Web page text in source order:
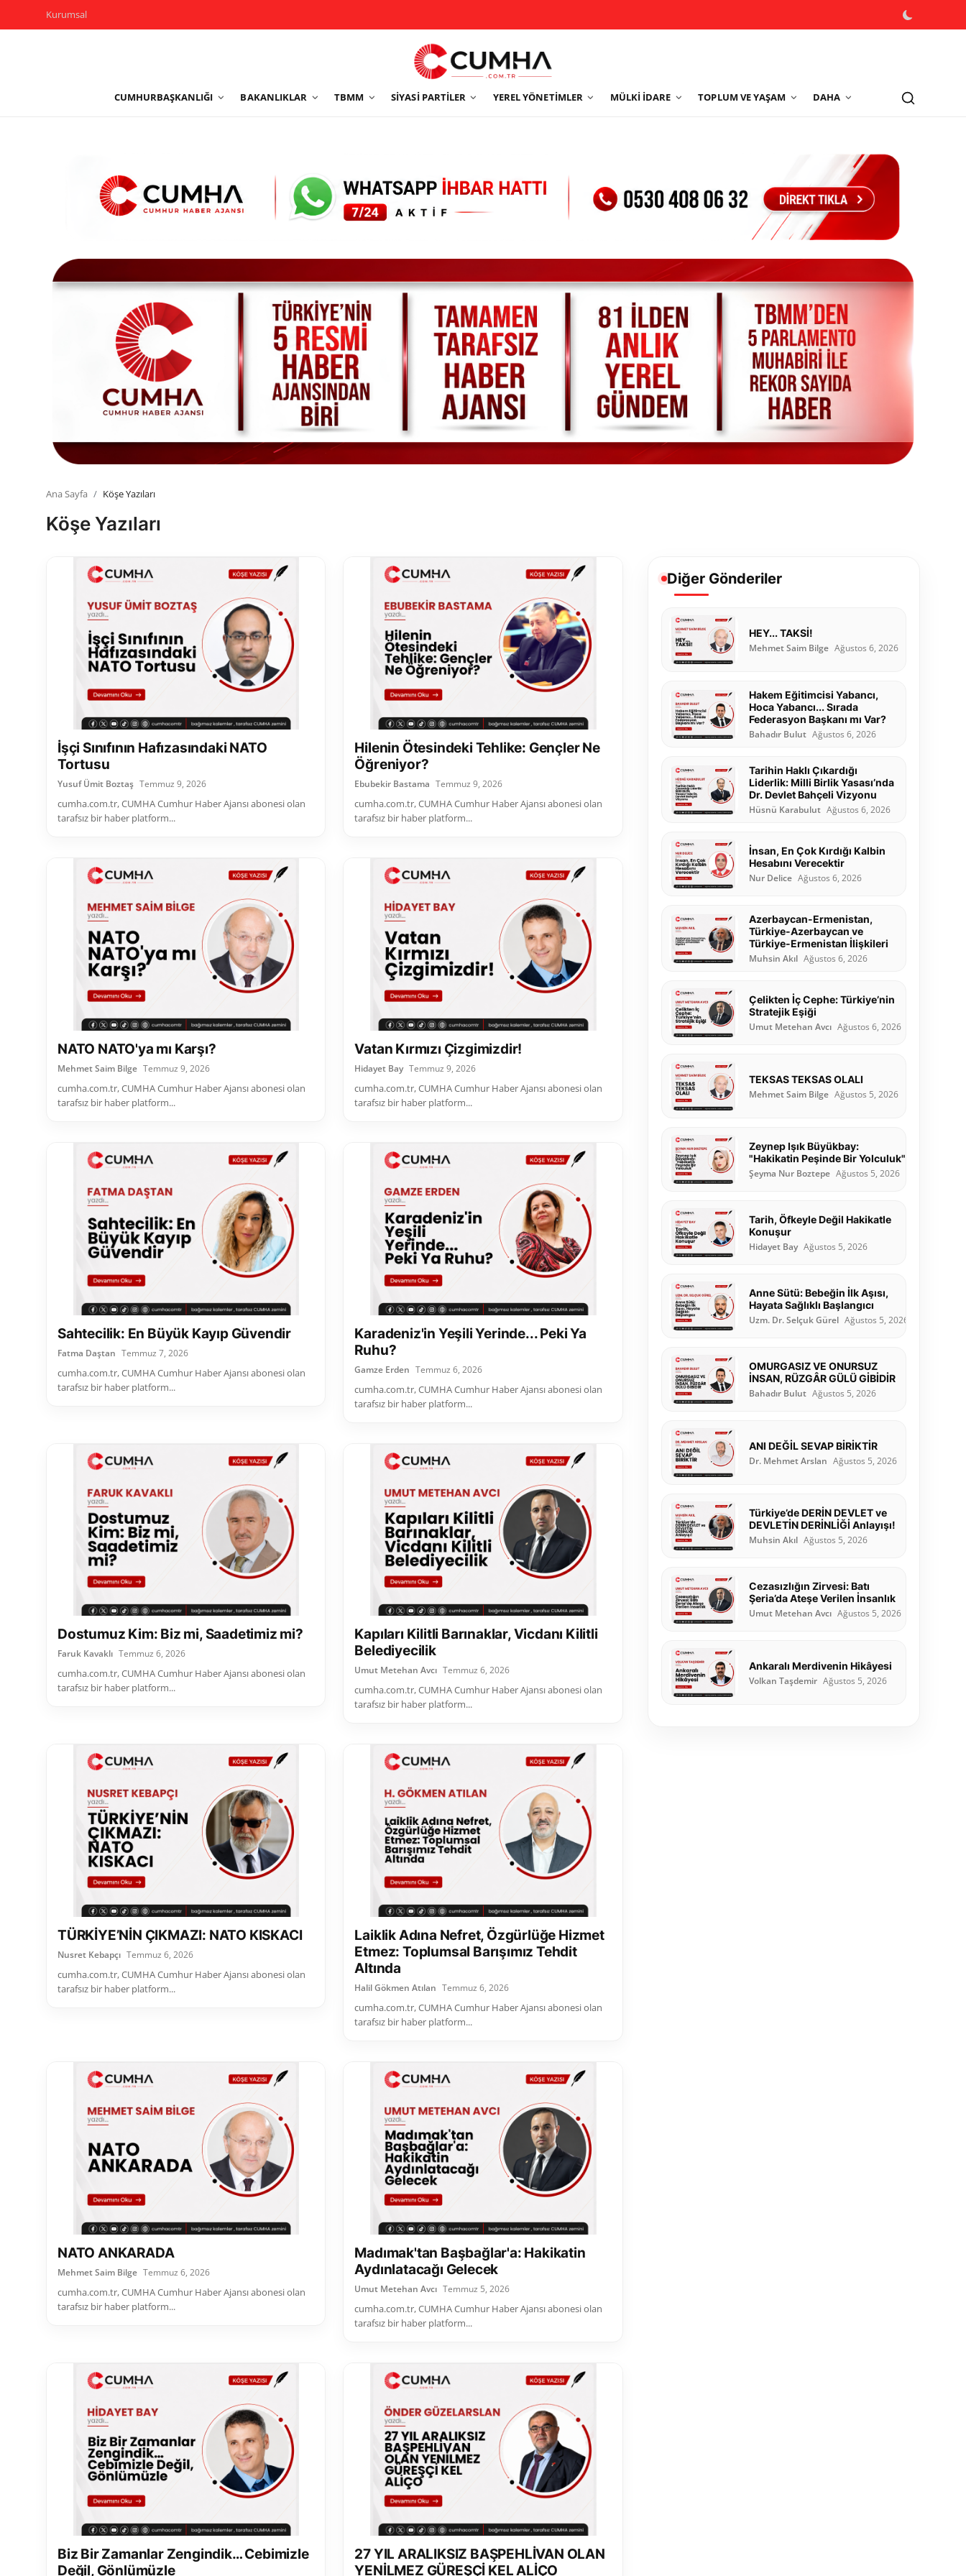
Kurumsal
CUMHURBAŞKANLIĞI BAKANLIKLAR TBMM SIYASI PARTILER YEREL YÖNETIMLER MÜLKI İDARE TOPLUM VE YAŞAM DAHA
Yerel Yönetimler
Sivil Toplum Kuruluşları
Kamu Kurumları ve Üst Kurullar
Resmi Reklamlar
Ana Sayfa Köşe Yazıları
Köşe Yazıları
İşçi Sınıfının Hafızasındaki NATO
Tortusu
Yusuf Ümit Boztaş Temmuz 9, 2026
cumha.com.tr, CUMHA Cumhur Haber Ajansı abonesi olan
tarafsız bir haber platform...
Hilenin Ötesindeki Tehlike: Gençler Ne
Öğreniyor?
Ebubekir Bastama Temmuz 9, 2026
cumha.com.tr, CUMHA Cumhur Haber Ajansı abonesi olan
tarafsız bir haber platform...
NATO NATO'ya mı Karşı?
Mehmet Saim Bilge Temmuz 9, 2026
cumha.com.tr, CUMHA Cumhur Haber Ajansı abonesi olan
tarafsız bir haber platform...
Vatan Kırmızı Çizgimizdir!
Hidayet Bay Temmuz 9, 2026
cumha.com.tr, CUMHA Cumhur Haber Ajansı abonesi olan
tarafsız bir haber platform...
Sahtecilik: En Büyük Kayıp Güvendir
Fatma Daştan Temmuz 7, 2026
cumha.com.tr, CUMHA Cumhur Haber Ajansı abonesi olan
tarafsız bir haber platform...
Karadeniz'in Yeşili Yerinde... Peki Ya
Ruhu?
Gamze Erden Temmuz 6, 2026
cumha.com.tr, CUMHA Cumhur Haber Ajansı abonesi olan
tarafsız bir haber platform...
Dostumuz Kim: Biz mi, Saadetimiz mi?
Faruk Kavaklı Temmuz 6, 2026
cumha.com.tr, CUMHA Cumhur Haber Ajansı abonesi olan
tarafsız bir haber platform...
Kapıları Kilitli Barınaklar, Vicdanı Kilitli
Belediyecilik
Umut Metehan Avcı Temmuz 6, 2026
cumha.com.tr, CUMHA Cumhur Haber Ajansı abonesi olan
tarafsız bir haber platform...
TÜRKİYE’NİN ÇIKMAZI: NATO KISKACI
Nusret Kebapçı Temmuz 6, 2026
cumha.com.tr, CUMHA Cumhur Haber Ajansı abonesi olan
tarafsız bir haber platform...
Laiklik Adına Nefret, Özgürlüğe Hizmet
Etmez: Toplumsal Barışımız Tehdit
Altında
Halil Gökmen Atılan Temmuz 6, 2026
cumha.com.tr, CUMHA Cumhur Haber Ajansı abonesi olan
tarafsız bir haber platform...
NATO ANKARADA
Mehmet Saim Bilge Temmuz 6, 2026
cumha.com.tr, CUMHA Cumhur Haber Ajansı abonesi olan
tarafsız bir haber platform...
Madımak'tan Başbağlar'a: Hakikatin
Aydınlatacağı Gelecek
Umut Metehan Avcı Temmuz 5, 2026
cumha.com.tr, CUMHA Cumhur Haber Ajansı abonesi olan
tarafsız bir haber platform...
Biz Bir Zamanlar Zengindik… Cebimizle
Değil, Gönlümüzle
27 YIL ARALIKSIZ BAŞPEHLİVAN OLAN
YENİLMEZ GÜREŞÇİ KEL ALİÇO
Diğer Gönderiler
HEY... TAKSİ!
Mehmet Saim Bilge Ağustos 6, 2026
Hakem Eğitimcisi Yabancı,
Hoca Yabancı... Sırada
Federasyon Başkanı mı Var?
Bahadır Bulut Ağustos 6, 2026
Tarihin Haklı Çıkardığı
Liderlik: Milli Birlik Yasası’nda
Dr. Devlet Bahçeli Vizyonu
Hüsnü Karabulut Ağustos 6, 2026
İnsan, En Çok Kırdığı Kalbin
Hesabını Verecektir
Nur Delice Ağustos 6, 2026
Azerbaycan-Ermenistan,
Türkiye-Azerbaycan ve
Türkiye-Ermenistan İlişkileri
Muhsin Akıl Ağustos 6, 2026
Çelikten İç Cephe: Türkiye’nin
Stratejik Eşiği
Umut Metehan Avcı Ağustos 6, 2026
TEKSAS TEKSAS OLALI
Mehmet Saim Bilge Ağustos 5, 2026
Zeynep Işık Büyükbay:
"Hakikatin Peşinde Bir Yolculuk"
Şeyma Nur Boztepe Ağustos 5, 2026
Tarih, Öfkeyle Değil Hakikatle
Konuşur
Hidayet Bay Ağustos 5, 2026
Anne Sütü: Bebeğin İlk Aşısı,
Hayata Sağlıklı Başlangıcı
Uzm. Dr. Selçuk Gürel Ağustos 5, 2026
OMURGASIZ VE ONURSUZ
İNSAN, RÜZGÂR GÜLÜ GİBİDİR
Bahadır Bulut Ağustos 5, 2026
ANI DEĞİL SEVAP BİRİKTİR
Dr. Mehmet Arslan Ağustos 5, 2026
Türkiye’de DERİN DEVLET ve
DEVLETİN DERİNLİĞİ Anlayışı!
Muhsin Akıl Ağustos 5, 2026
Cezasızlığın Zirvesi: Batı
Şeria’da Ateşe Verilen İnsanlık
Umut Metehan Avcı Ağustos 5, 2026
Ankaralı Merdivenin Hikâyesi
Volkan Taşdemir Ağustos 5, 2026